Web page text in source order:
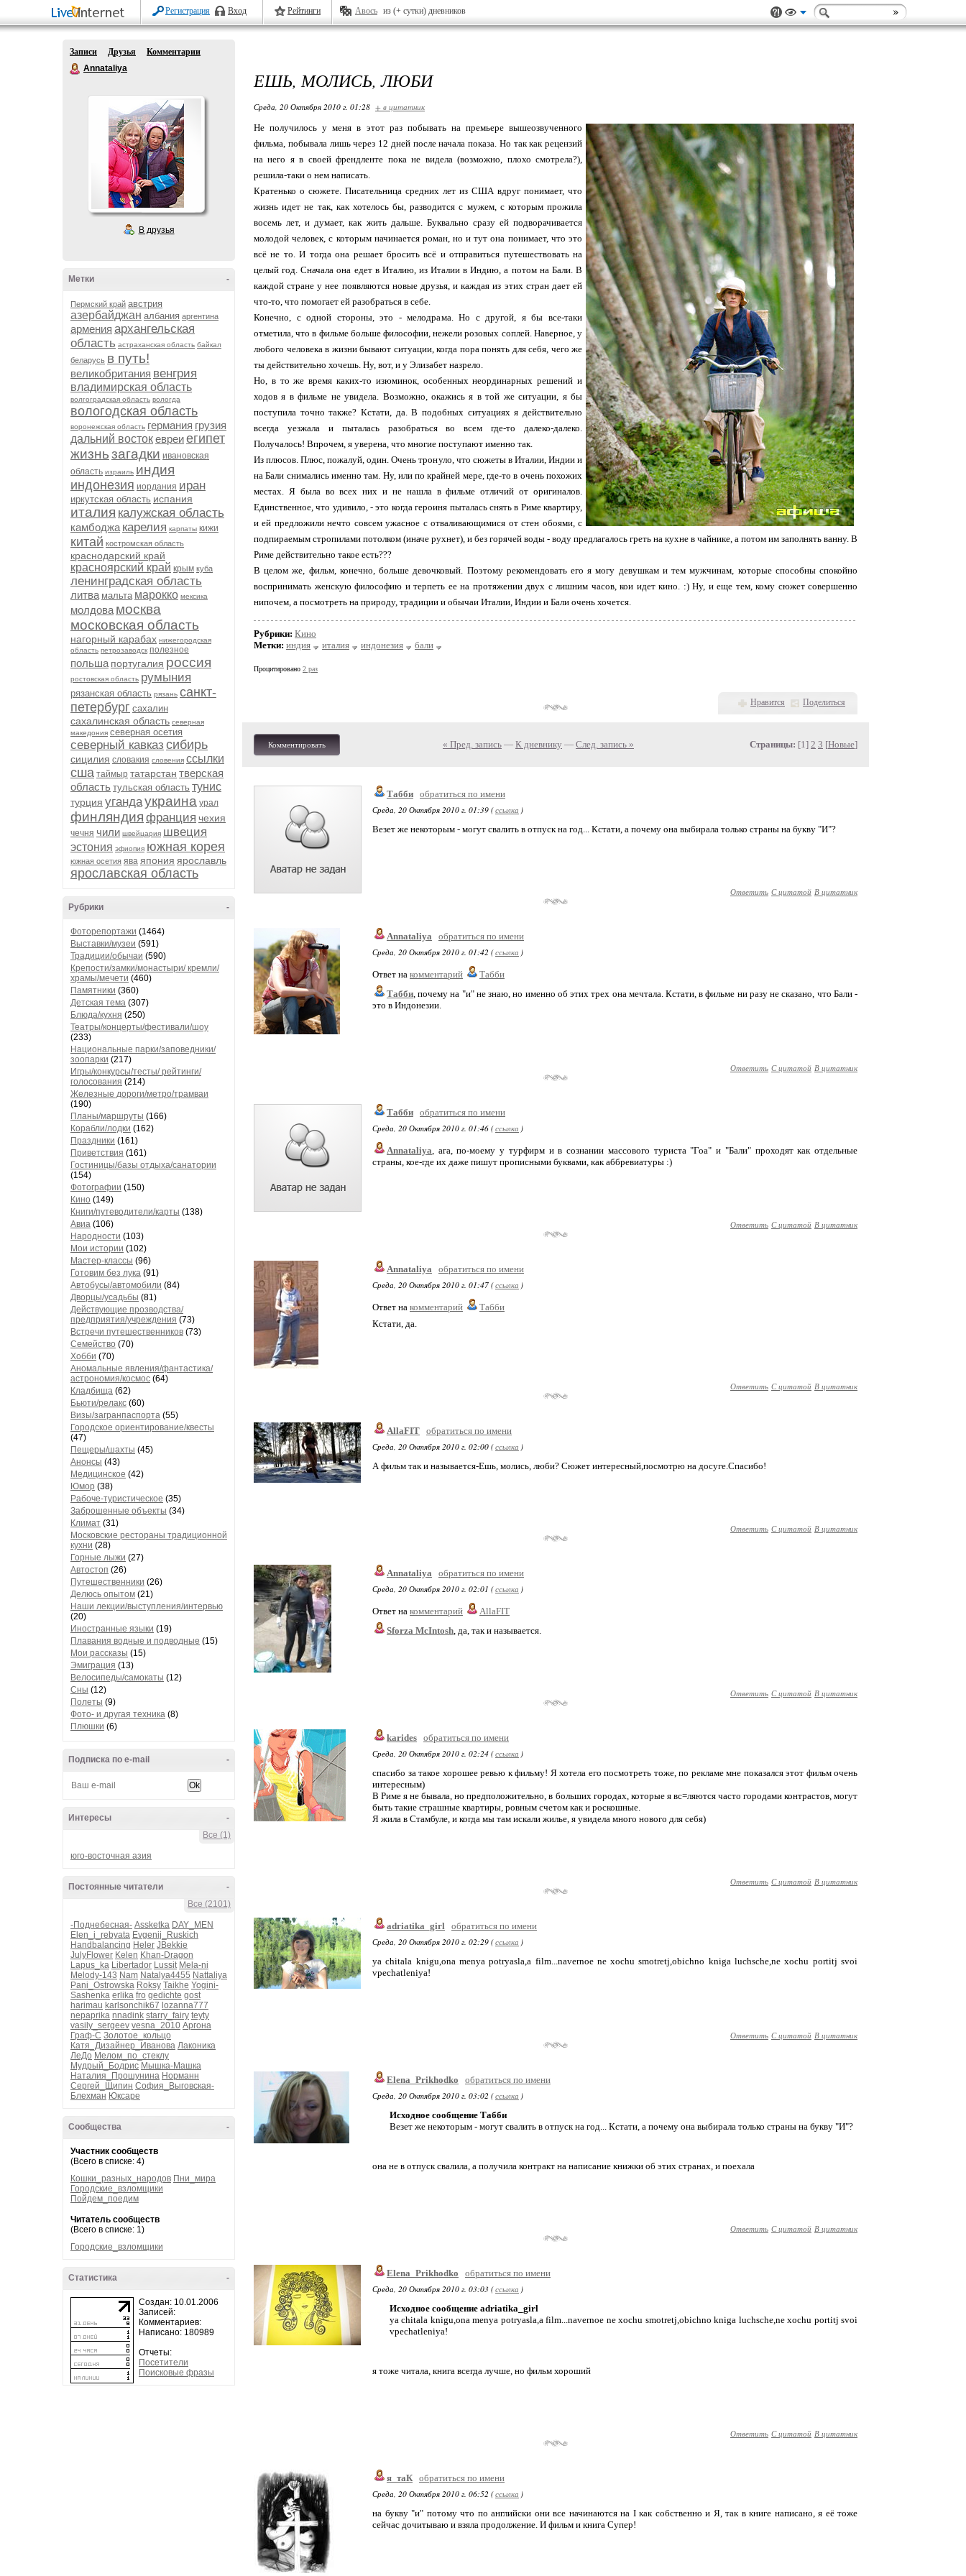
Регистрация Вход Рейтинги Авось из (+ сутки) дневников
Записи Друзья
Комментарии
Annataliya
В друзья
-
Метки
Пермский край австрия
азербайджан албания аргентина
армения архангельская
область астраханская область байкал
беларусь в путь!
великобритания венгрия
владимирская область
волгоградская область вологда
вологодская область
воронежская область германия грузия
дальний востокевреиегипет
жизньзагадки ивановская
область израиль индия
индонезия иордания иран
иркутская область испания
италия калужская область
камбоджа карелия карпаты кижи
китай костромская область
краснодарский край
красноярский край крым куба
ленинградская область
литва мальта марокко мексика
молдова москва
московская область
нагорный карабах нижегородская
область петрозаводск полезное
польша португалия россия
ростовская область румыния
рязанская область рязань санкт-
петербург сахалин
сахалинская область северная
македония северная осетия
северный кавказ сибирь
сицилия словакия словения ссылки
сша таймыр татарстан тверская
область тульская область тунис
турция угандаукраина урал
финляндия франция чехия
чечня чили швейцария швеция
эстония эфиопия южная корея
южная осетия ява япония ярославль
ярославская область
-
Рубрики
Фоторепортажи (1464)
Выставки/музеи (591)
Традиции/обычаи (590)
Крепости/замки/монастыри/ кремли/
храмы/мечети (460)
Памятники (360)
Детская тема (307)
Блюда/кухня (250)
Театры/концерты/фестивали/шоу
(233)
Национальные парки/заповедники/
зоопарки (217)
Игры/конкурсы/тесты/ рейтинги/
голосования (214)
Железные дороги/метро/трамваи
(190)
Планы/маршруты (166)
Корабли/лодки (162)
Праздники (161)
Приветствия (161)
Гостиницы/базы отдыха/санатории
(154)
Фотографии (150)
Кино (149)
Книги/путеводители/карты (138)
Авиа (106)
Народности (103)
Мои истории (102)
Мастер-классы (96)
Готовим без лука (91)
Автобусы/автомобили (84)
Дворцы/усадьбы (81)
Действующие прозводства/
предприятия/учреждения (73)
Встречи путешественников (73)
Семейство (70)
Хобби (70)
Аномальные явления/фантастика/
астрономия/космос (64)
Кладбища (62)
Бьюти/релакс (60)
Визы/загранпаспорта (55)
Городское ориентирование/квесты
(47)
Пещеры/шахты (45)
Анонсы (43)
Медицинское (42)
Юмор (38)
Рабоче-туристическое (35)
Заброшенные объекты (34)
Климат (31)
Московские рестораны традиционной
кухни (28)
Горные лыжи (27)
Автостоп (26)
Путешественники (26)
Делюсь опытом (21)
Наши лекции/выступления/интервью
(20)
Иностранные языки (19)
Плавания водные и подводные (15)
Мои рассказы (15)
Эмиграция (13)
Велосипеды/самокаты (12)
Сны (12)
Полеты (9)
Фото- и другая техника (8)
Плюшки (6)
-
Подписка по e-mail
-
Интересы
Все (1)
юго-восточная азия
-
Постоянные читатели
Все (2101)
-Поднебесная- Assketka DAY_MEN
Elen_i_rebyata Evgenij_Ruskich
Handbalancing Heler JBekkie
JulyFlower Kelen Khan-Dragon
Lapus_ka Libertador Lussit Mela-ni
Melody-143 Nam Natalya4455 Nattaliya
Pani_Ostrowska Roksy Taikhe Yogini-
Sashenka erlika fro gedichte gost
harimau karlsonchik67 lozanna777
nepaprika nnadink starry_fairy teyty
vasily_sergeev vesna_2010 Аргона
Граф-С Золотое_кольцо
Катя_Дизайнер_Иванова Лаконика
ЛеДо Мелом_по_стеклу
Мудрый_Бодрис Мышка-Машка
Наталия_Прошунина Норманн
Сергей_Щипин София_Выговская-
Блехман Юксаре
-
Сообщества
Участник сообществ
(Всего в списке: 4)
Кошки_разных_народов Пни_мира
Городские_взломщики
Пойдем_поедим
Читатель сообществ
(Всего в списке: 1)
Городские_взломщики
-
Статистика
Создан: 10.01.2006
Записей:
Комментариев:
Написано: 180989
Отчеты:
Посетители
Поисковые фразы
ЕШЬ, МОЛИСЬ, ЛЮБИ
Среда, 20 Октября 2010 г. 01:28 + в цитатник
Не получилось у меня в этот раз побывать на премьере вышеозвученного
фильма, побывала лишь через 12 дней после начала показа. Но так как рецензий
на него я в своей френдленте пока не видела (возможно, плохо смотрела?),
решила-таки о нем написать.
Кратенько о сюжете. Писательница средних лет из США вдруг понимает, что
жизнь идет не так, как хотелось бы, разводится с мужем, с которым прожила
восемь лет, и думает, как жить дальше. Буквально сразу ей подворачивается
молодой человек, с которым начинается роман, но и тут она понимает, что это
всё не то. И тогда она решает бросить всё и отправиться путешествовать на
целый год. Сначала она едет в Италию, из Италии в Индию, а потом на Бали. В
каждой стране у нее появляются новые друзья, и каждая из этих стран дает ей
что-то, что помогает ей разобраться в себе.
Конечно, с одной стороны, это - мелодрама. Но с другой, я бы все-таки
отметила, что в фильме больше философии, нежели розовых соплей. Наверное, у
любого человека в жизни бывают ситуации, когда пора понять для себя, чего же
ты действительно хочешь. Ну, вот, и у Элизабет назрело.
Но, в то же время каких-то изюминок, особенных неординарных решений и
ходов я в фильме не увидела. Возможно, окажись я в той же ситуации, я бы
поступила точно также? Кстати, да. В подобных ситуациях я действительно
всегда уезжала и пыталась разобраться во всем где-то далеко-далеко.
Получалось! Впрочем, я уверена, что многие поступают именно так.
Из плюсов. Плюс, пожалуй, один. Очень тронуло, что сюжеты в Италии, Индии и
на Бали снимались именно там. Ну, или по крайней мере, где-то в очень похожих
местах. Я была во всех них и не нашла в фильме отличий от оригиналов.
Единственное, что удивило, - это когда героиня пыталась снять в Риме квартиру,
и ей предложили нечто совсем ужасное с отваливающимися от стен обоями, с
подпираемым стропилами потолком (иначе рухнет), и без горячей воды - воду предлагалось греть на кухне в чайнике, а потом им заполнять ванну. В
Риме действительно такое есть???
В целом же, фильм, конечно, больше девочковый. Поэтому рекомендовать его я могу девушкам и тем мужчинам, которые способны спокойно
воспринимать женскую философию и терпеть ее на протяжении двух с лишним часов, кои идет кино. :) Ну, и еще тем, кому сюжет совершенно
нипочем, а посмотреть на природу, традиции и обычаи Италии, Индии и Бали очень хочется.
Рубрики: Кино
Метки: индия италия индонезия бали
Процитировано 2 раз
Нравится Поделиться
Комментировать « Пред. запись — К дневнику — След. запись » Страницы: [1] 2 3 [Новые]
Табби обратиться по имени
Среда, 20 Октября 2010 г. 01:39 (ссылка )
Везет же некоторым - могут свалить в отпуск на год... Кстати, а почему она выбирала только страны на букву "И"?
Ответить С цитатой В цитатник
Annataliya
обратиться по имени
Среда, 20 Октября 2010 г. 01:42 (ссылка )
Ответ на комментарий
Табби
Табби, почему на "и" не знаю, но именно об этих трех она мечтала. Кстати, в фильме ни разу не сказано, что Бали -
это в Индонезии.
Ответить С цитатой В цитатник
Табби обратиться по имени
Среда, 20 Октября 2010 г. 01:46 (ссылка )
Annataliya, ага, по-моему у турфирм и в сознании массового туриста "Гоа" и "Бали" проходят как отдельные
страны, кое-где их даже пишут прописными буквами, как аббревиатуры :)
Ответить С цитатой В цитатник
Annataliya
обратиться по имени
Среда, 20 Октября 2010 г. 01:47 (ссылка )
Ответ на комментарий
Табби
Кстати, да.
Ответить С цитатой В цитатник
AllaFIT обратиться по имени
Среда, 20 Октября 2010 г. 02:00 (ссылка )
А фильм так и называется-Ешь, молись, люби? Сюжет интересный,посмотрю на досуге.Спасибо!
Ответить С цитатой В цитатник
Annataliya
обратиться по имени
Среда, 20 Октября 2010 г. 02:01 (ссылка )
Ответ на комментарий
AllaFIT
Sforza McIntosh, да, так и называется.
Ответить С цитатой В цитатник
karides обратиться по имени
Среда, 20 Октября 2010 г. 02:24 (ссылка )
спасибо за такое хорошее ревью к фильму! Я хотела его посмотреть тоже, по рекламе мне показался этот фильм очень
интересным)
В Риме я не бывала, но предположительно, в больших городах, которые я вс=ляются часто городами контрастов, могут
быть такие страшные квартиры, ровным счетом как и роскошные.
Я жила в Стамбуле, и когда мы там искали жилье, я увидела много нового для себя)
Ответить С цитатой В цитатник
adriatika_girl обратиться по имени
Среда, 20 Октября 2010 г. 02:29 (ссылка )
ya chitala knigu,ona menya potryasla,a film...navernoe ne xochu smotretj,obichno kniga luchsche,ne xochu portitj svoi
vpechatleniya!
Ответить С цитатой В цитатник
Elena_Prikhodko
обратиться по имени
Среда, 20 Октября 2010 г. 03:02 (ссылка )
Исходное сообщение Табби
Везет же некоторым - могут свалить в отпуск на год... Кстати, а почему она выбирала только страны на букву "И"?
она не в отпуск свалила, а получила контракт на написание книжки об этих странах, и поехала
Ответить С цитатой В цитатник
Elena_Prikhodko
обратиться по имени
Среда, 20 Октября 2010 г. 03:03 (ссылка )
Исходное сообщение adriatika_girl
ya chitala knigu,ona menya potryasla,a film...navernoe ne xochu smotretj,obichno kniga luchsche,ne xochu portitj svoi
vpechatleniya!
я тоже читала, книга всегда лучше, но фильм хороший
Ответить С цитатой В цитатник
я_таК обратиться по имени
Среда, 20 Октября 2010 г. 06:52 (ссылка )
на букву "и" потому что по английски они все начинаются на I как собственно и Я, так в книге написано, я её тоже
сейчас дочитываю и взяла продолжение. И фильм и книга Супер!